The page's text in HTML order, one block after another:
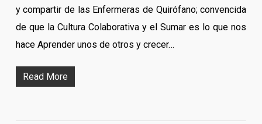
y compartir de las Enfermeras de Quirófano; convencida
de que la Cultura Colaborativa y el Sumar es lo que nos
hace Aprender unos de otros y crecer…
Read More